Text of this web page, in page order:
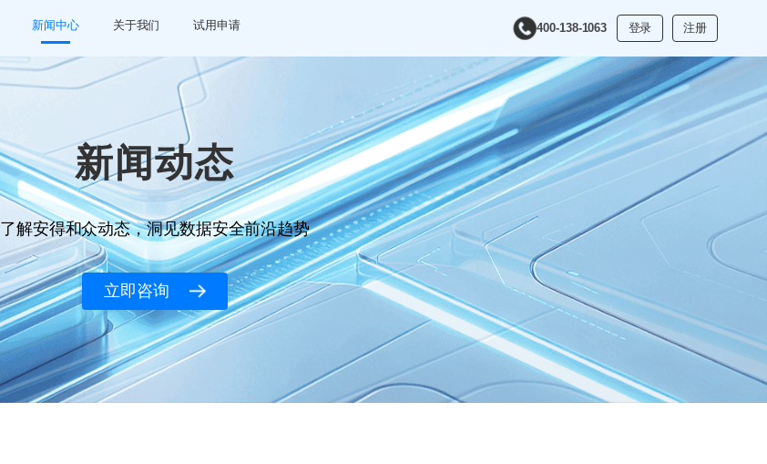
新闻中心 关于我们 试用申请 400-138-1063 登录 注册
新闻动态
了解安得和众动态，洞见数据安全前沿趋势
立即咨询